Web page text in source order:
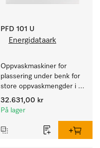
PFD 101 U
Energidataark
Oppvaskmaskiner for
plassering under benk for
store oppvaskmengder i
husholdninger, kantiner,
kafeer og grovkjøkken.
32.631,00 kr
På lager